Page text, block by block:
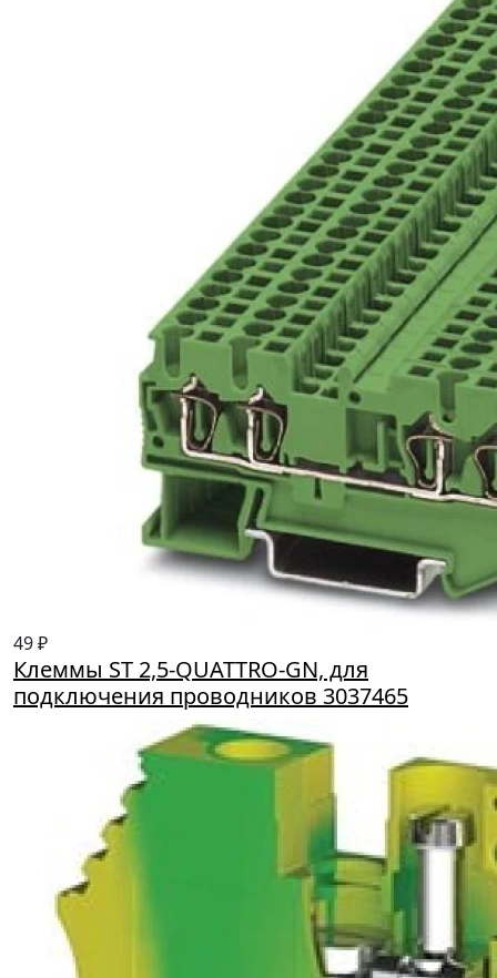
49 ₽
Клеммы ST 2,5-QUATTRO-GN, для
подключения проводников 3037465